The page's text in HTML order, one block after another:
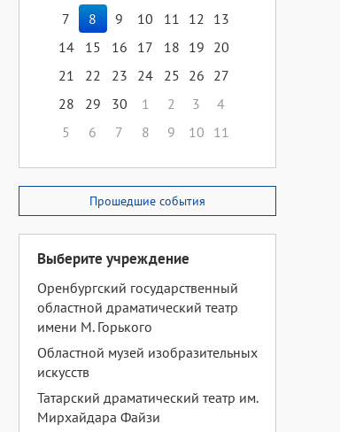
7
8 9 10 11 12
13
14
15 16 17 18 19 20
21
22 23 24 25 26 27
28
29 30 1 2 3
4
5
6 7 8 9 10 11
Прошедшие события
Выберите учреждение
Оренбургский государственный
областной драматический театр
имени М. Горького
Областной музей изобразительных
искусств
Татарский драматический театр им.
Мирхайдара Файзи